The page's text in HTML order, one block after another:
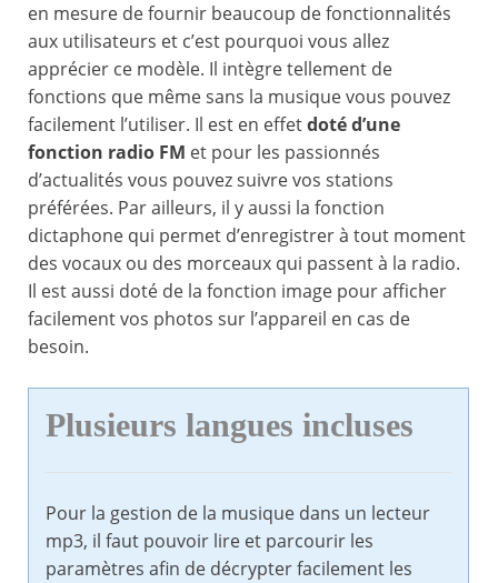
en mesure de fournir beaucoup de fonctionnalités
aux utilisateurs et c’est pourquoi vous allez
apprécier ce modèle. Il intègre tellement de
fonctions que même sans la musique vous pouvez
facilement l’utiliser. Il est en effetdoté d’une
fonction radio FM et pour les passionnés
d’actualités vous pouvez suivre vos stations
préférées. Par ailleurs, il y aussi la fonction
dictaphone qui permet d’enregistrer à tout moment
des vocaux ou des morceaux qui passent à la radio.
Il est aussi doté de la fonction image pour afficher
facilement vos photos sur l’appareil en cas de
besoin.
Plusieurs langues incluses
Pour la gestion de la musique dans un lecteur
mp3, il faut pouvoir lire et parcourir les
paramètres afin de décrypter facilement les